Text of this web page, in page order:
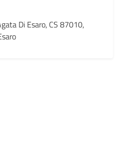
Di Esaro, CS 87010,